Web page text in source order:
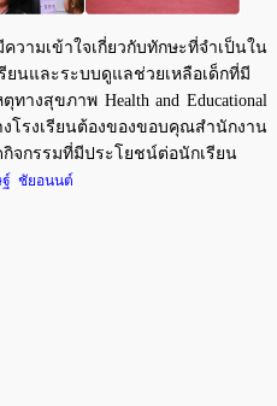
วามเข้าใจเกี่ยวกับทักษะที่จำเป็นใน
ยนและระบบดูแลช่วยเหลือเด็กที่มี
างสุขภาพ Health and Educational
รงเรียนต้องของขอบคุณสำนักงาน
จกรรมที่มีประโยชน์ต่อนักเรียน
ฐ์ ชัยอนนต์